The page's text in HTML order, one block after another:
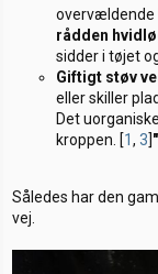
overvældende
rådden
sidder i tøjet
Giftigt støv
eller skiller
Det
kroppen. [1, 3]"
Således har den
vej.